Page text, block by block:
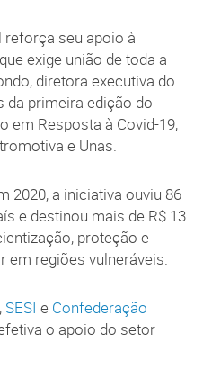
reforça seu apoio à
exige união de toda a
diretora executiva do
da primeira edição do
em Resposta à Covid-19,
e Unas.
2020, a iniciativa ouviu 86
e destinou mais de R$ 13
proteção e
em regiões vulneráveis.
,SESI e Confederação
o apoio do setor